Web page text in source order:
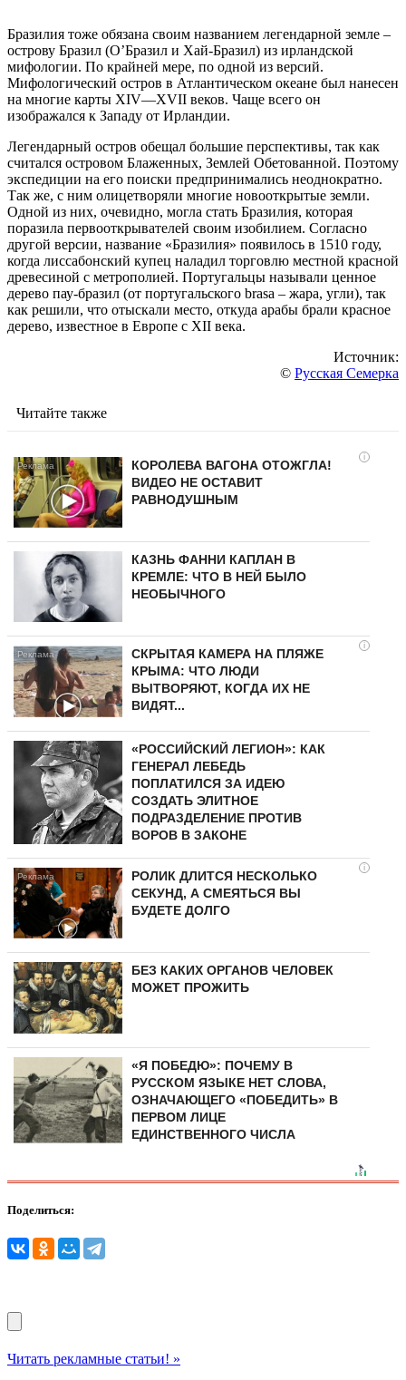
Бразилия тоже обязана своим названием легендарной земле –
острову Бразил (О’Бразил и Хай-Бразил) из ирландской
мифологии. По крайней мере, по одной из версий.
Мифологический остров в Атлантическом океане был нанесен
на многие карты XIV—XVII веков. Чаще всего он
изображался к Западу от Ирландии.
Легендарный остров обещал большие перспективы, так как
считался островом Блаженных, Землей Обетованной. Поэтому
экспедиции на его поиски предпринимались неоднократно.
Так же, с ним олицетворяли многие новооткрытые земли.
Одной из них, очевидно, могла стать Бразилия, которая
поразила первооткрывателей своим изобилием. Согласно
другой версии, название «Бразилия» появилось в 1510 году,
когда лиссабонский купец наладил торговлю местной красной
древесиной с метрополией. Португальцы называли ценное
дерево пау-бразил (от португальского brasa – жара, угли), так
как решили, что отыскали место, откуда арабы брали красное
дерево, известное в Европе с XII века.
Источник:
© Русская Семерка
Читайте также
i
КОРОЛЕВА ВАГОНА ОТОЖГЛА!
ВИДЕО НЕ ОСТАВИТ
РАВНОДУШНЫМ
КАЗНЬ ФАННИ КАПЛАН В
КРЕМЛЕ: ЧТО В НЕЙ БЫЛО
НЕОБЫЧНОГО
i
СКРЫТАЯ КАМЕРА НА ПЛЯЖЕ
КРЫМА: ЧТО ЛЮДИ
ВЫТВОРЯЮТ, КОГДА ИХ НЕ
ВИДЯТ...
«РОССИЙСКИЙ ЛЕГИОН»: КАК
ГЕНЕРАЛ ЛЕБЕДЬ
ПОПЛАТИЛСЯ ЗА ИДЕЮ
СОЗДАТЬ ЭЛИТНОЕ
ПОДРАЗДЕЛЕНИЕ ПРОТИВ
ВОРОВ В ЗАКОНЕ
i
РОЛИК ДЛИТСЯ НЕСКОЛЬКО
СЕКУНД, А СМЕЯТЬСЯ ВЫ
БУДЕТЕ ДОЛГО
БЕЗ КАКИХ ОРГАНОВ ЧЕЛОВЕК
МОЖЕТ ПРОЖИТЬ
«Я ПОБЕДЮ»: ПОЧЕМУ В
РУССКОМ ЯЗЫКЕ НЕТ СЛОВА,
ОЗНАЧАЮЩЕГО «ПОБЕДИТЬ» В
ПЕРВОМ ЛИЦЕ
ЕДИНСТВЕННОГО ЧИСЛА
Поделиться:
Читать рекламные статьи! »